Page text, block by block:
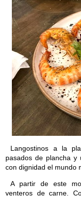
Langostinos a la
pasados de plancha y
con dignidad el mundo
A partir de este
venteros de carne.